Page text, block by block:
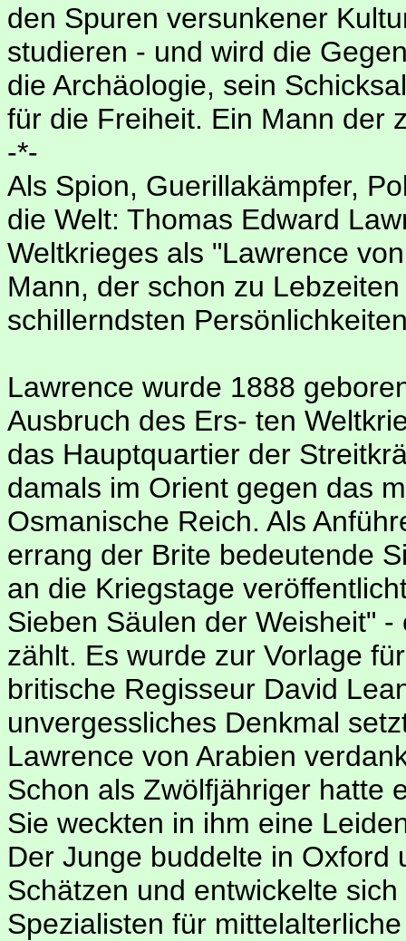
den Spuren versunkener
studieren - und wird die
die Archäologie, sein
für die Freiheit. Ein Mann der
-*-
Als Spion, Guerillakämpfer,
die Welt: Thomas Edward
Weltkrieges als "Lawrence
Mann, der schon zu
schillerndsten
Lawrence wurde 1888
Ausbruch des Ers- ten
das Hauptquartier der
damals im Orient gegen das
Osmanische Reich. Als
errang der Brite bedeutende
an die Kriegstage
Sieben Säulen der Weisheit"
zählt. Es wurde zur Vorlage
britische Regisseur David
unvergessliches Denkmal
Lawrence von Arabien
Schon als Zwölfjähriger hatte
Sie weckten in ihm eine
Der Junge buddelte in
Schätzen und entwickelte
Spezialisten für